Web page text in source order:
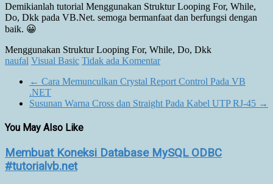
Demikianlah tutorial Menggunakan Struktur Looping For, While,
Do, Dkk pada VB.Net. semoga bermanfaat dan berfungsi dengan
baik. 😀
Menggunakan Struktur Looping For, While, Do, Dkk
naufal Visual Basic Tidak ada Komentar
← Cara Memunculkan Crystal Report Control Pada VB
.NET
Susunan Warna Cross dan Straight Pada Kabel UTP RJ-45 →
You May Also Like
Membuat Koneksi Database MySQL ODBC
#tutorialvb.net